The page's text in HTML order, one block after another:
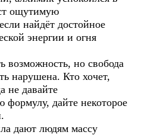
ощутимую
найдёт достойное
энергии и огня
возможность, но свобода
нарушена. Кто хочет,
не давайте
дайте некоторое
дают людям массу